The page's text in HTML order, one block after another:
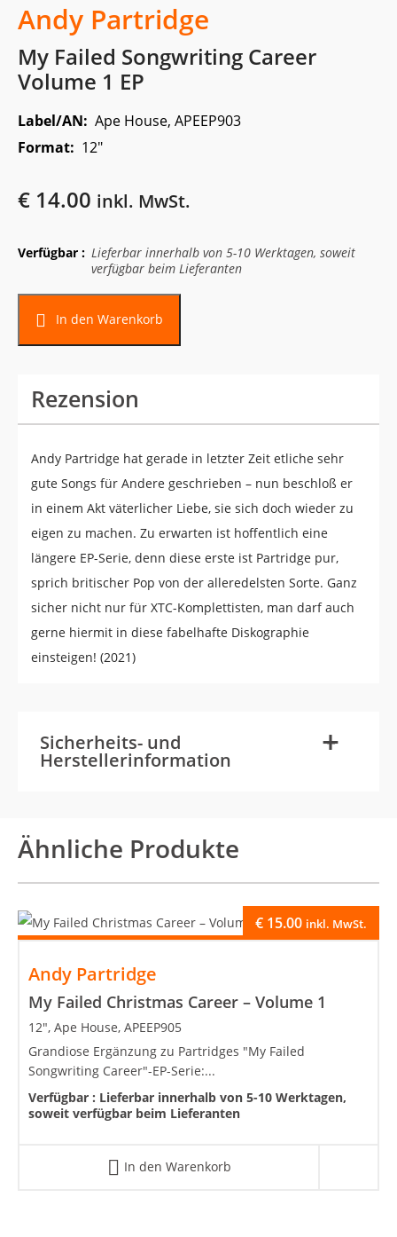
Andy Partridge
My Failed Songwriting Career
Volume 1 EP
Label/AN: Ape House, APEEP903
Format: 12"
€ 14.00 inkl. MwSt.
Verfügbar : Lieferbar innerhalb von 5-10 Werktagen, soweit
verfügbar beim Lieferanten
In den Warenkorb
Rezension
Andy Partridge hat gerade in letzter Zeit etliche sehr
gute Songs für Andere geschrieben – nun beschloß er
in einem Akt väterlicher Liebe, sie sich doch wieder zu
eigen zu machen. Zu erwarten ist hoffentlich eine
längere EP-Serie, denn diese erste ist Partridge pur,
sprich britischer Pop von der alleredelsten Sorte. Ganz
sicher nicht nur für XTC-Komplettisten, man darf auch
gerne hiermit in diese fabelhafte Diskographie
einsteigen! (2021)
Sicherheits- und
Herstellerinformation +
-
Ähnliche Produkte
Andy Partridge
My Failed Christmas Career – Volume 1
€ 15.00 inkl. MwSt.
12", Ape House, APEEP905
Grandiose Ergänzung zu Partridges "My Failed
Songwriting Career"-EP-Serie:...
Verfügbar : Lieferbar innerhalb von 5-10 Werktagen,
soweit verfügbar beim Lieferanten
In den Warenkorb